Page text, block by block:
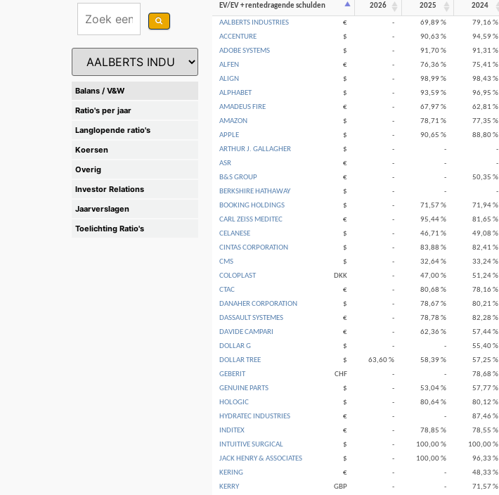
Balans / V&W
Ratio's per jaar
Langlopende ratio's
Koersen
Overig
Investor Relations
Jaarverslagen
Toelichting Ratio's
AALBERTS INDUSTRIES € - 69,89 % 79,16 %
ACCENTURE
$ - 90,63 % 94,59 %
ADOBE SYSTEMS
$ - 91,70 % 91,31 %
ALFEN
€ - 76,36 % 75,41 %
ALIGN
$ - 98,99 % 98,43 %
ALPHABET
$ - 93,59 % 96,95 %
AMADEUS FIRE
€ - 67,97 % 62,81 %
AMAZON
$ - 78,71 % 77,35 %
APPLE
$ - 90,65 % 88,80 %
ARTHUR J. GALLAGHER
$ - - -
ASR
€ - - -
B&S GROUP
€ - - 50,35 %
BERKSHIRE HATHAWAY
$ - - -
BOOKING HOLDINGS
$ - 71,57 % 71,94 %
CARL ZEISS MEDITEC
€ - 95,44 % 81,65 %
CELANESE
$ - 46,71 % 49,08 %
CINTAS CORPORATION
$ - 83,88 % 82,41 %
CMS
$ - 32,64 % 33,24 %
COLOPLAST
DKK - 47,00 % 51,24 %
CTAC
€ - 80,68 % 78,16 %
DANAHER CORPORATION
$ - 78,67 % 80,21 %
DASSAULT SYSTEMES
€ - 78,78 % 82,28 %
DAVIDE CAMPARI
€ - 62,36 % 57,44 %
DOLLAR G
$ - - 55,40 %
DOLLAR TREE
$ 63,60 % 58,39 % 57,25 %
GEBERIT
CHF - - 78,68 %
GENUINE PARTS
$ - 53,04 % 57,77 %
HOLOGIC
$ - 80,64 % 80,12 %
HYDRATEC INDUSTRIES
€ - - 87,46 %
INDITEX
€ - 78,85 % 78,55 %
INTUITIVE SURGICAL
$ - 100,00 % 100,00 %
JACK HENRY & ASSOCIATES
$ - 100,00 % 96,33 %
KERING
€ - - 48,33 %
KERRY
GBP - - 71,57 %
EV/EV + rentedragende schulden 2026 2025 2024